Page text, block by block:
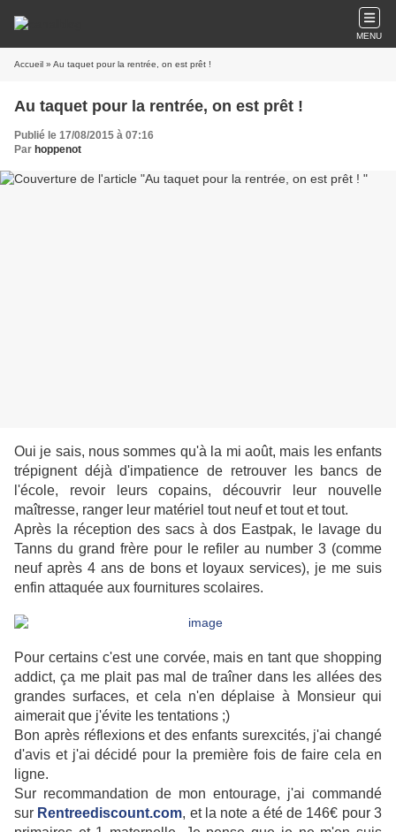
MENU
Accueil » Au taquet pour la rentrée, on est prêt !
Au taquet pour la rentrée, on est prêt !
Publié le 17/08/2015 à 07:16
Par hoppenot
Oui je sais, nous sommes qu'à la mi août, mais les enfants
trépignent déjà d'impatience de retrouver les bancs de
l'école, revoir leurs copains, découvrir leur nouvelle
maîtresse, ranger leur matériel tout neuf et tout et tout.
Après la réception des sacs à dos Eastpak, le lavage du
Tanns du grand frère pour le refiler au number 3 (comme
neuf après 4 ans de bons et loyaux services), je me suis
enfin attaquée aux fournitures scolaires.
Pour certains c'est une corvée, mais en tant que shopping
addict, ça me plait pas mal de traîner dans les allées des
grandes surfaces, et cela n'en déplaise à Monsieur qui
aimerait que j'évite les tentations ;)
Bon après réflexions et des enfants surexcités, j'ai changé
d'avis et j'ai décidé pour la première fois de faire cela en
ligne.
Sur recommandation de mon entourage, j'ai commandé
sur Rentreediscount.com, et la note a été de 146€ pour 3